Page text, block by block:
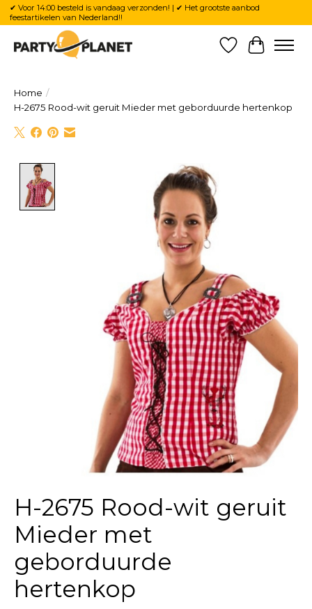
✔ Voor 14:00 besteld is vandaag verzonden! | ✔ Het grootste aanbod
feestartikelen van Nederland!!
Verlanglijst
Home /
H-2675 Rood-wit geruit Mieder met geborduurde hertenkop
Product image slideshow Items
H-2675 Rood-wit geruit
Mieder met
geborduurde
hertenkop